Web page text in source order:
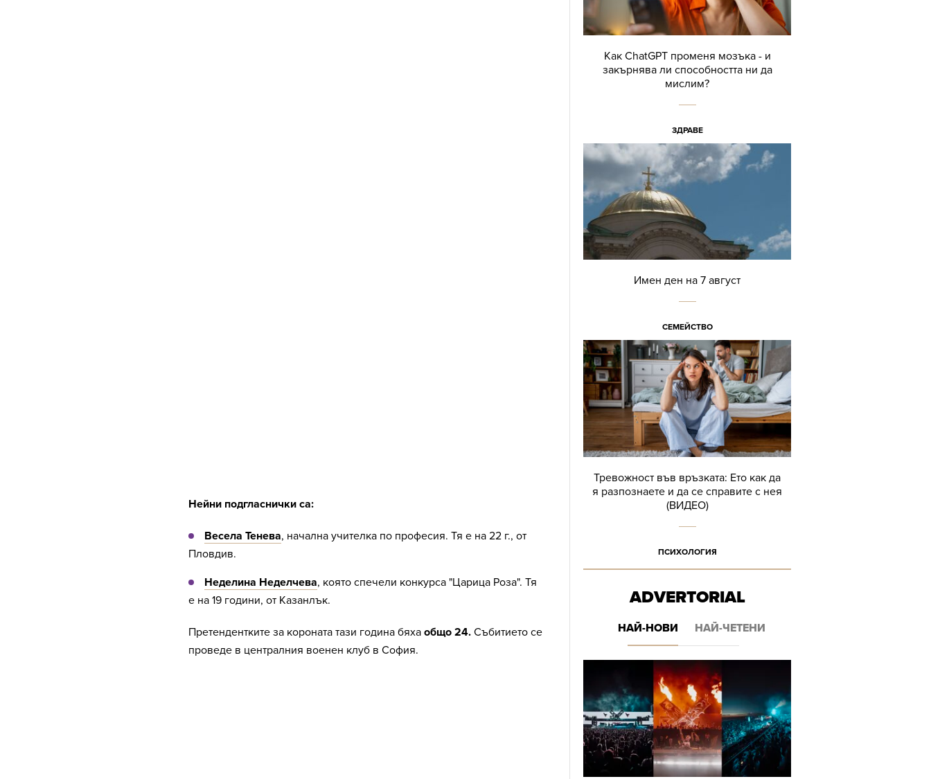
Нейни подгласнички са:
Весела Тенева, начална учителка по професия. Тя е на 22 г., от
Пловдив.
Неделина Неделчева, която спечели конкурса "Царица Роза". Тя
е на 19 години, от Казанлък.
Претендентките за короната тази година бяха общо 24. Събитието се
проведе в централния военен клуб в София.
Как ChatGPT променя мозъка - и
закърнява ли способността ни да
мислим?
ЗДРАВЕ
Имен ден на 7 август
СЕМЕЙСТВО
Тревожност във връзката: Ето как да
я разпознаете и да се справите с нея
(ВИДЕО)
ПСИХОЛОГИЯ
ADVERTORIAL
НАЙ-НОВИ НАЙ-ЧЕТЕНИ